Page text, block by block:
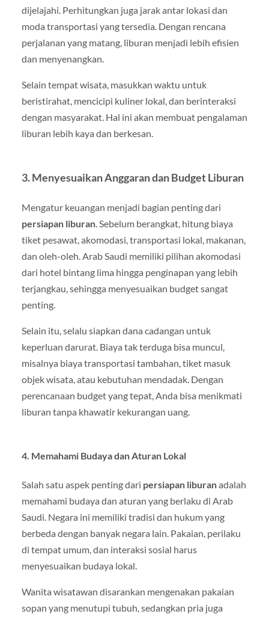
dijelajahi. Perhitungkan juga jarak antar lokasi dan
moda transportasi yang tersedia. Dengan rencana
perjalanan yang matang, liburan menjadi lebih efisien
dan menyenangkan.
Selain tempat wisata, masukkan waktu untuk
beristirahat, mencicipi kuliner lokal, dan berinteraksi
dengan masyarakat. Hal ini akan membuat pengalaman
liburan lebih kaya dan berkesan.
3. Menyesuaikan Anggaran dan Budget Liburan
Mengatur keuangan menjadi bagian penting dari
persiapan liburan. Sebelum berangkat, hitung biaya
tiket pesawat, akomodasi, transportasi lokal, makanan,
dan oleh-oleh. Arab Saudi memiliki pilihan akomodasi
dari hotel bintang lima hingga penginapan yang lebih
terjangkau, sehingga menyesuaikan budget sangat
penting.
Selain itu, selalu siapkan dana cadangan untuk
keperluan darurat. Biaya tak terduga bisa muncul,
misalnya biaya transportasi tambahan, tiket masuk
objek wisata, atau kebutuhan mendadak. Dengan
perencanaan budget yang tepat, Anda bisa menikmati
liburan tanpa khawatir kekurangan uang.
4. Memahami Budaya dan Aturan Lokal
Salah satu aspek penting dari persiapan liburanadalah
memahami budaya dan aturan yang berlaku di Arab
Saudi. Negara ini memiliki tradisi dan hukum yang
berbeda dengan banyak negara lain. Pakaian, perilaku
di tempat umum, dan interaksi sosial harus
menyesuaikan budaya lokal.
Wanita wisatawan disarankan mengenakan pakaian
sopan yang menutupi tubuh, sedangkan pria juga